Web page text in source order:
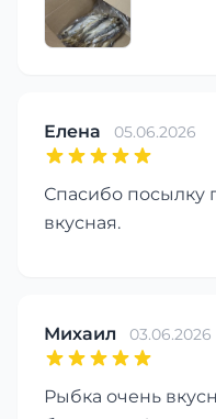
Елена 05.06.2026
Спасибо посылку
вкусная.
Михаил 03.06.2026
Рыбка очень